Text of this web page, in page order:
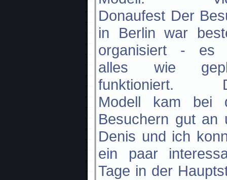
Donaufest Der
in Berlin war
organisiert - es
alles wie
funktioniert.
Modell kam bei
Besuchern gut an
Denis und ich
ein paar
Tage in der